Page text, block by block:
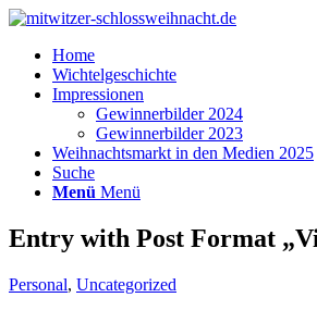
Home
Wichtelgeschichte
Impressionen
Gewinnerbilder 2024
Gewinnerbilder 2023
Weihnachtsmarkt in den Medien 2025
Suche
Menü Menü
Entry with Post Format
Personal, Uncategorized